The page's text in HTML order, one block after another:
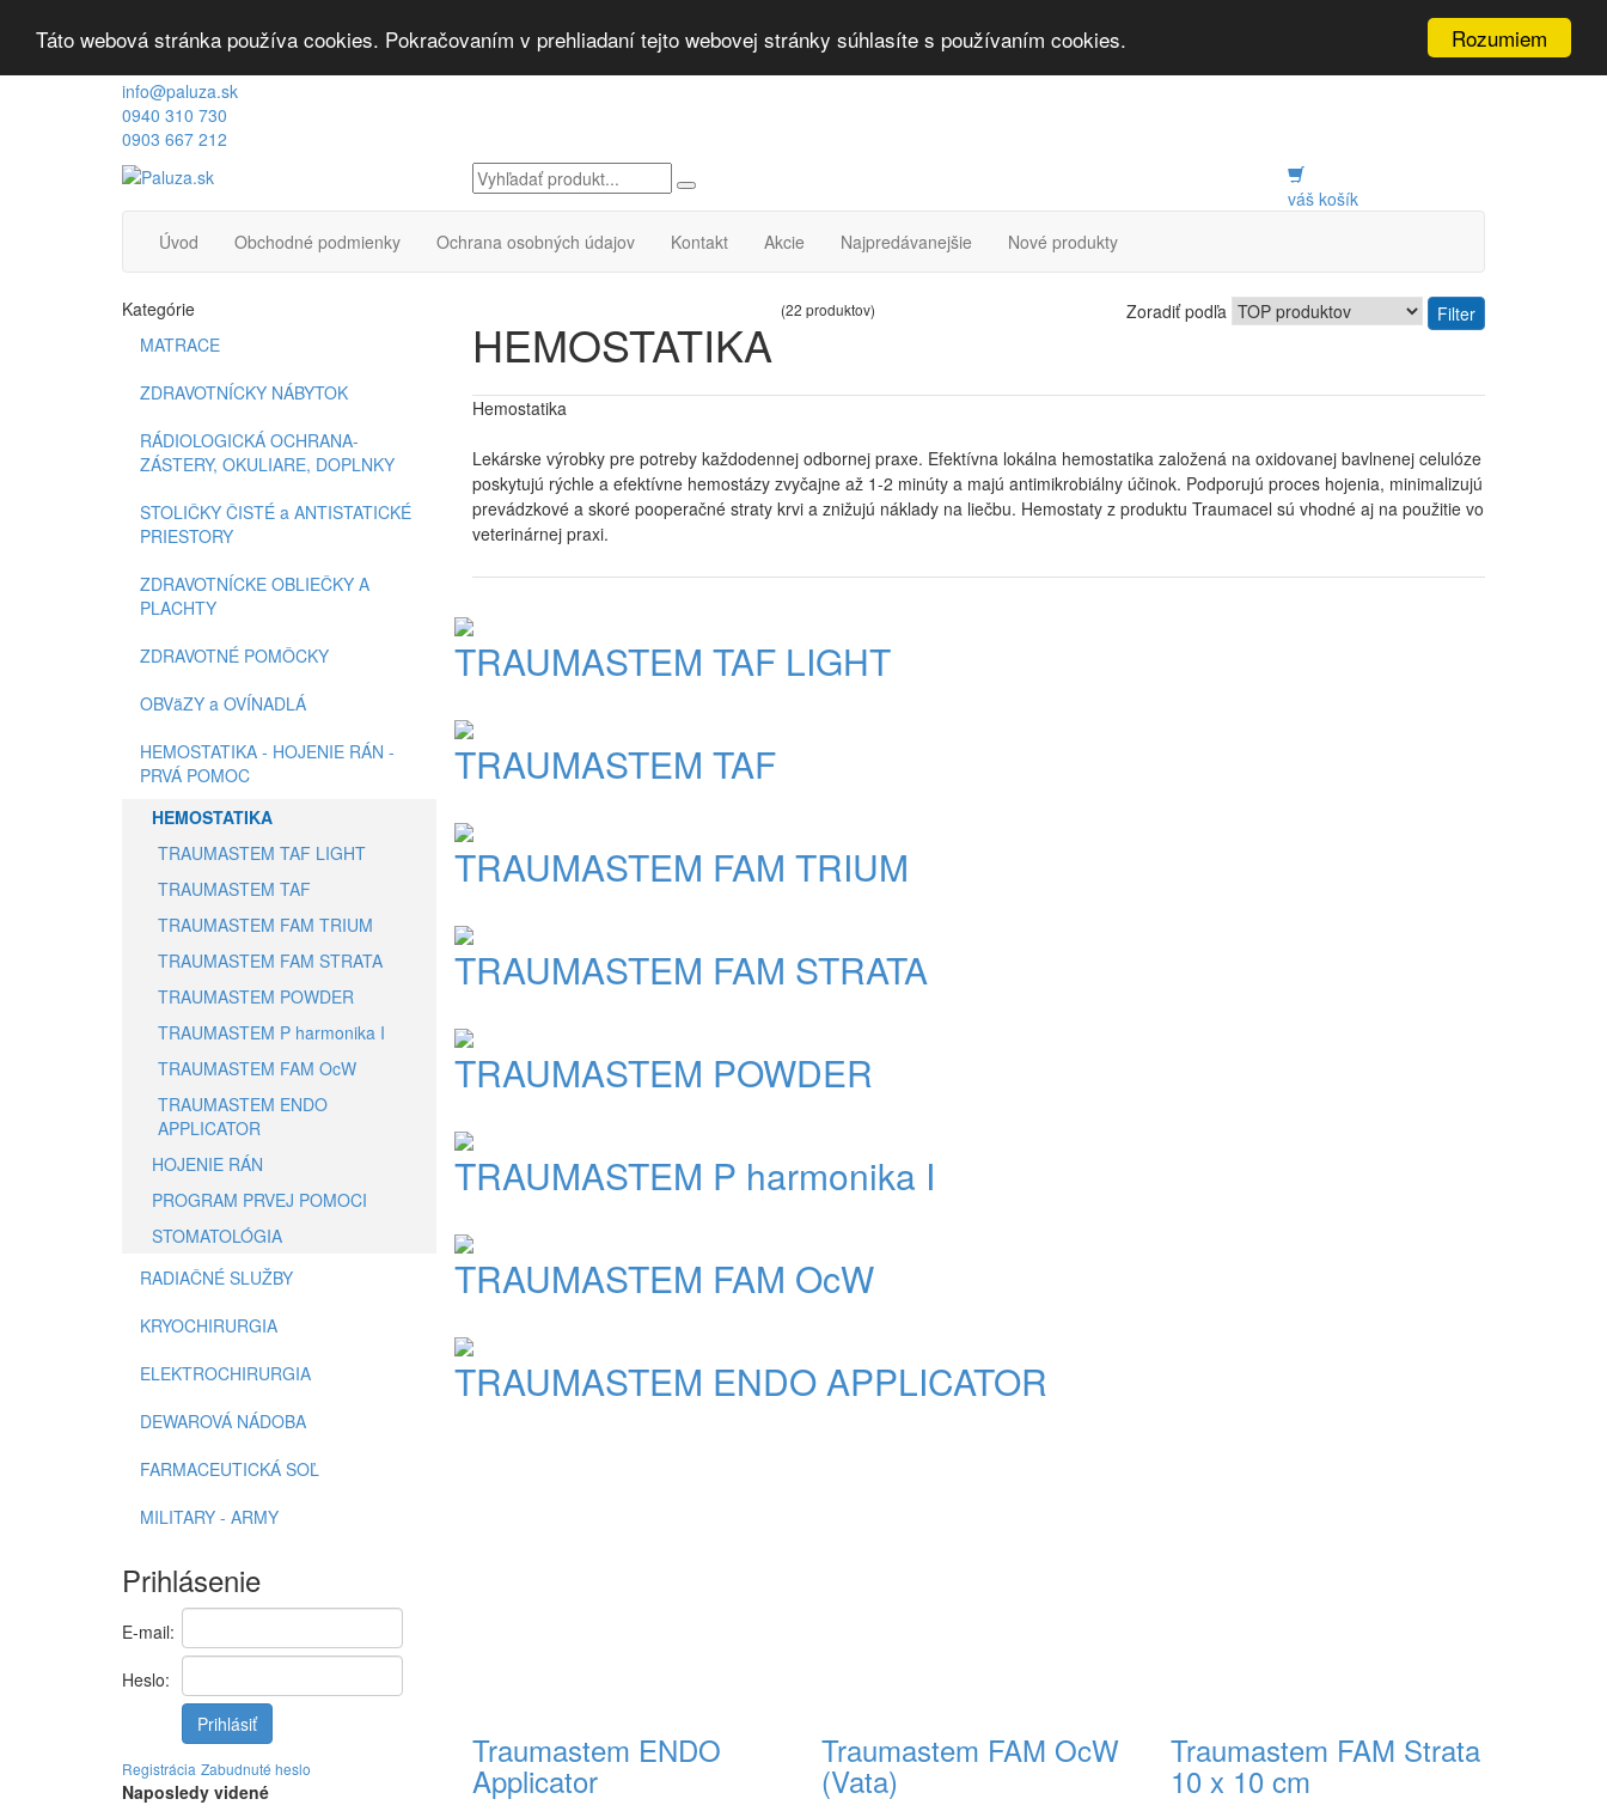
Rozumiem
Táto webová stránka používa cookies. Pokračovaním v prehliadaní tejto webovej stránky súhlasíte s používaním cookies.
info@paluza.sk
0940 310 730
0903 667 212
váš košík
Úvod
Obchodné podmienky Ochrana osobných údajov Kontakt Nové produkty
Najpredávanejšie
Akcie
Kategórie
MATRACE
ZDRAVOTNÍCKY NÁBYTOK
RÁDIOLOGICKÁ OCHRANA-
ZÁSTERY, OKULIARE, DOPLNKY
STOLIČKY ČISTÉ a ANTISTATICKÉ
PRIESTORY
ZDRAVOTNÍCKE OBLIEČKY A
PLACHTY
ZDRAVOTNÉ POMÔCKY
OBVäZY a OVÍNADLÁ
HEMOSTATIKA - HOJENIE RÁN -
PRVÁ POMOC
HEMOSTATIKA
TRAUMASTEM TAF LIGHT
TRAUMASTEM TAF
TRAUMASTEM FAM TRIUM
TRAUMASTEM FAM STRATA
TRAUMASTEM POWDER
TRAUMASTEM P harmonika I
TRAUMASTEM FAM OcW
TRAUMASTEM ENDO
APPLICATOR
HOJENIE RÁN
PROGRAM PRVEJ POMOCI
STOMATOLÓGIA
RADIAČNÉ SLUŽBY
KRYOCHIRURGIA
ELEKTROCHIRURGIA
DEWAROVÁ NÁDOBA
FARMACEUTICKÁ SOĽ
MILITARY - ARMY
Prihlásenie
E-mail:
Heslo:
Prihlásiť
Registrácia Zabudnuté heslo
Naposledy videné
HEMOSTATIKA
(22 produktov) Filter
Zoradiť podľa
Hemostatika
Lekárske výrobky pre potreby každodennej odbornej praxe. Efektívna lokálna hemostatika založená na oxidovanej bavlnenej celulóze
poskytujú rýchle a efektívne hemostázy zvyčajne až 1-2 minúty a majú antimikrobiálny účinok. Podporujú proces hojenia, minimalizujú
prevádzkové a skoré pooperačné straty krvi a znižujú náklady na liečbu. Hemostaty z produktu Traumacel sú vhodné aj na použitie vo
veterinárnej praxi.
TRAUMASTEM TAF LIGHT
TRAUMASTEM TAF
TRAUMASTEM FAM TRIUM
TRAUMASTEM FAM STRATA
TRAUMASTEM POWDER
TRAUMASTEM P harmonika I
TRAUMASTEM FAM OcW
TRAUMASTEM ENDO APPLICATOR
Traumastem ENDO
Applicator
Traumastem FAM OcW
(Vata)
Traumastem FAM Strata
10 x 10 cm